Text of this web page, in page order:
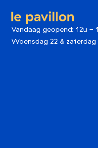
le pavillon
Vandaag geopend: 12u -
Woensdag 22 & zaterdag